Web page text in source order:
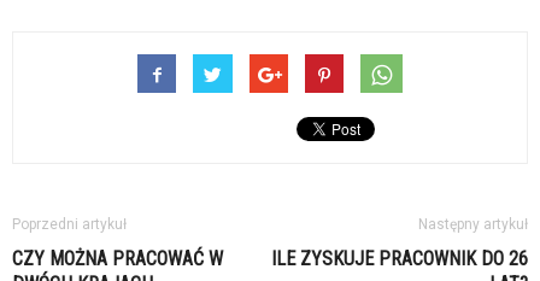
Poprzedni artykuł
CZY MOŻNA PRACOWAĆ W
Następny artykuł
ILE ZYSKUJE PRACOWNIK DO 26